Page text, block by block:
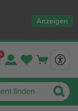
Anzeigen